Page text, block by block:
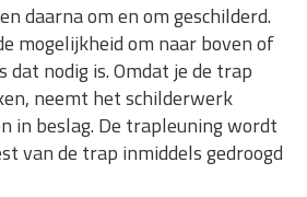
daarna om en om geschilderd.
mogelijkheid om naar boven of
dat nodig is. Omdat je de trap
neemt het schilderwerk
in beslag. De trapleuning wordt
van de trap inmiddels gedroogd